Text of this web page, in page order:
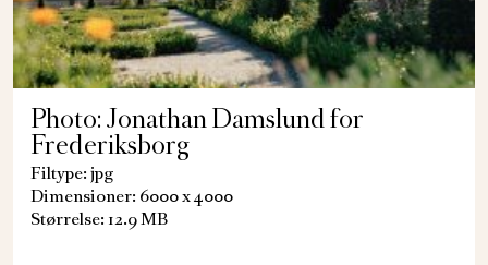
Photo: Jonathan Damslund for
Frederiksborg
Filtype: jpg
Dimensioner: 6000 x 4000
Størrelse: 12.9 MB